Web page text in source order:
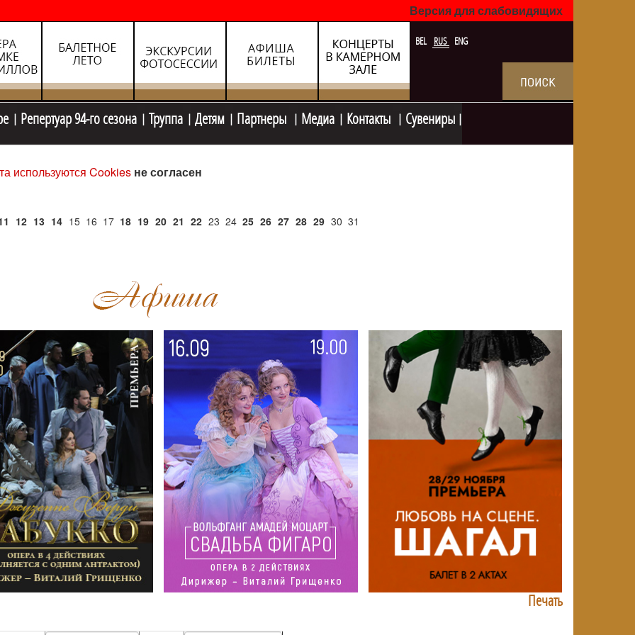
Версия для слабовидящих
BEL RUS ENG
Репертуар 94-го сезона Труппа Детям Партнеры Медиа Контакты Сувениры
используются Cookies не согласен
12 13 14 15 16 17 18 19 20 21 22 23 24 25 26 27 28 29 30 31
Печать